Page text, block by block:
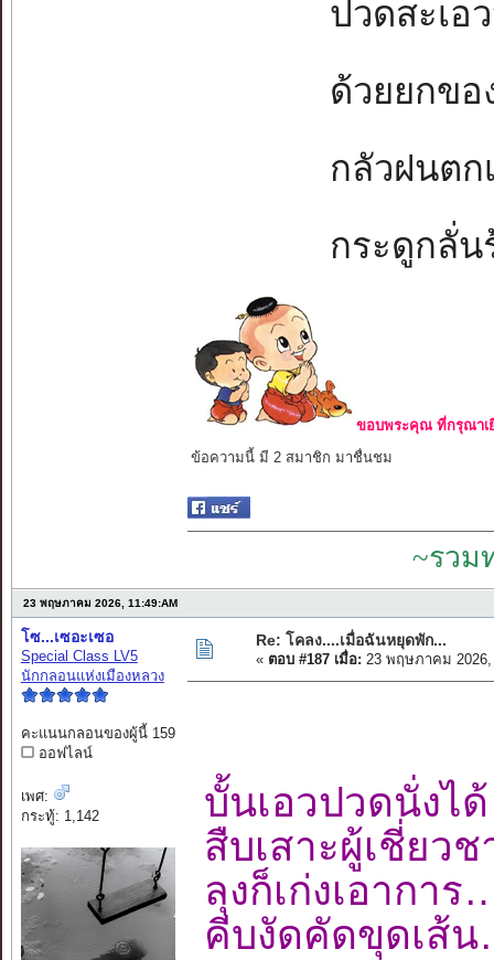
ปวดสะเอ
ด้วยยกขอ
กลัวฝนตก
กระดูกลั่น
ขอบพระคุณ ที่กรุณาเ
ข้อความนี้ มี 2 สมาชิก มาชื่นชม
~รวม
23 พฤษภาคม 2026, 11:49:AM
โซ...เซอะเซอ
Special Class LV5
นักกลอนแห่งเมืองหลวง
คะแนนกลอนของผู้นี้ 159
ออฟไลน์
เพศ:
กระทู้: 1,142
Re: โคลง....เมื่อฉันหยุดพัก...
« ตอบ #187 เมื่อ: 23 พฤษภาคม 2026,
บั้นเอวปวดนั่ง
สืบเสาะผู้เชี่ย
ลุงก็เก่งเอาก
คีบงัดคัดขุดเ